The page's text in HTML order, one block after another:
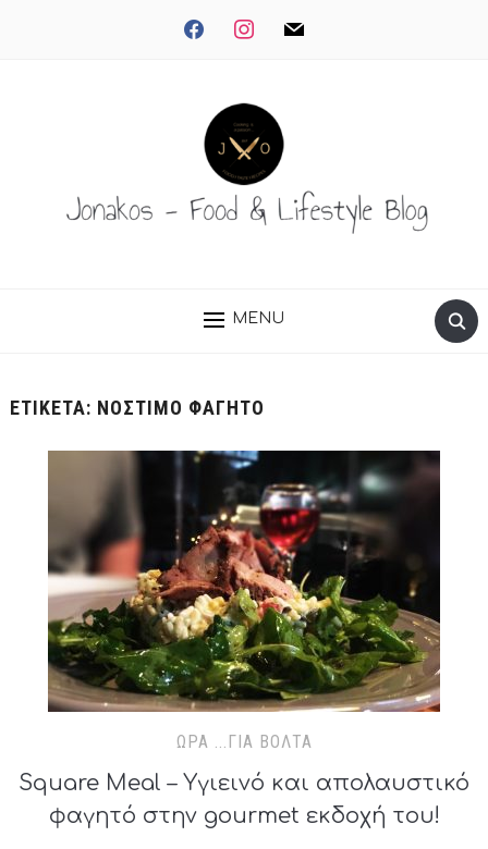
facebookinstagrammail
MENU
ΕΤΙΚΈΤΑ: ΝΟΣΤΙΜΟ ΦΑΓΗΤΟ
ΏΡΑ ...ΓΙΑ ΒΌΛΤΑ
Square Meal – Υγιεινό και απολαυστικό
φαγητό στην gourmet εκδοχή του!